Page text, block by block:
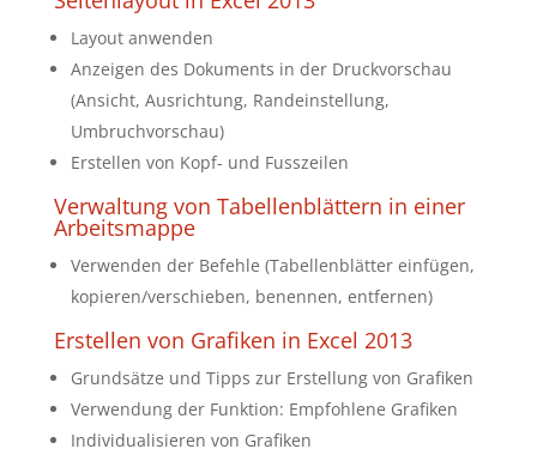
Layout anwenden
Anzeigen des Dokuments in der Druckvorschau
(Ansicht, Ausrichtung, Randeinstellung,
Umbruchvorschau)
Erstellen von Kopf- und Fusszeilen
Verwaltung von Tabellenblättern in einer
Arbeitsmappe
Verwenden der Befehle (Tabellenblätter einfügen,
kopieren/verschieben, benennen, entfernen)
Erstellen von Grafiken in Excel 2013
Grundsätze und Tipps zur Erstellung von Grafiken
Verwendung der Funktion: Empfohlene Grafiken
Individualisieren von Grafiken